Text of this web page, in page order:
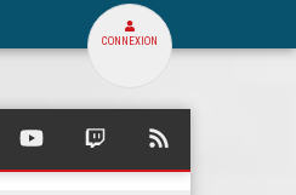
CONNEXION
SQUARE SQUARE